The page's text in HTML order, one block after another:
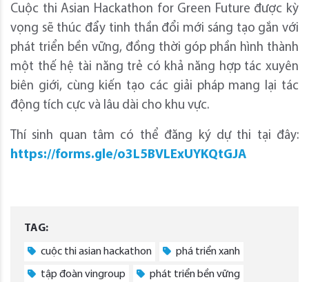
Cuộc thi Asian Hackathon for Green Future được kỳ
vọng sẽ thúc đẩy tinh thần đổi mới sáng tạo gắn với
phát triển bền vững, đồng thời góp phần hình thành
một thế hệ tài năng trẻ có khả năng hợp tác xuyên
biên giới, cùng kiến tạo các giải pháp mang lại tác
động tích cực và lâu dài cho khu vực.
Thí sinh quan tâm có thể đăng ký dự thi tại đây:
https://forms.gle/o3L5BVLExUYKQtGJA
TAG:
cuộc thi asian hackathon phá triển xanh
tập đoàn vingroup phát triển bền vững